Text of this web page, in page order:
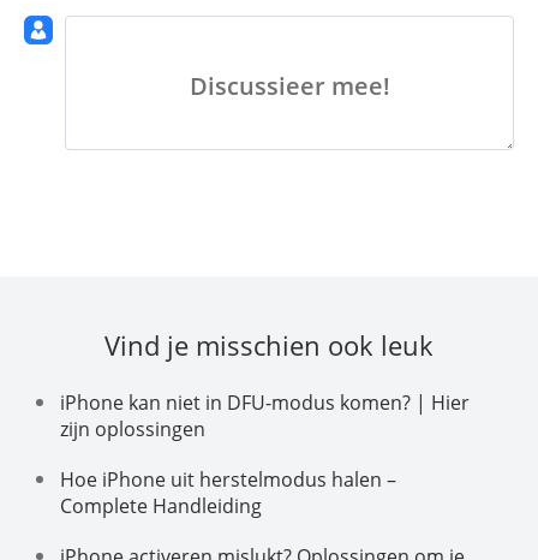
Discussieer mee!
Vind je misschien ook leuk
iPhone kan niet in DFU-modus komen? | Hier
zijn oplossingen
Hoe iPhone uit herstelmodus halen –
Complete Handleiding